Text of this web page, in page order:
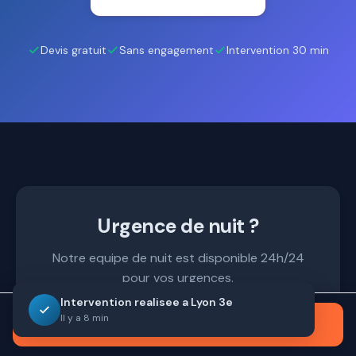
Devis gratuit Sans engagement Intervention 30 min
Urgence de nuit ?
Notre equipe de nuit est disponible 24h/24
pour vos urgences.
Intervention realisee a Lyon 3e
Il y a 8 min